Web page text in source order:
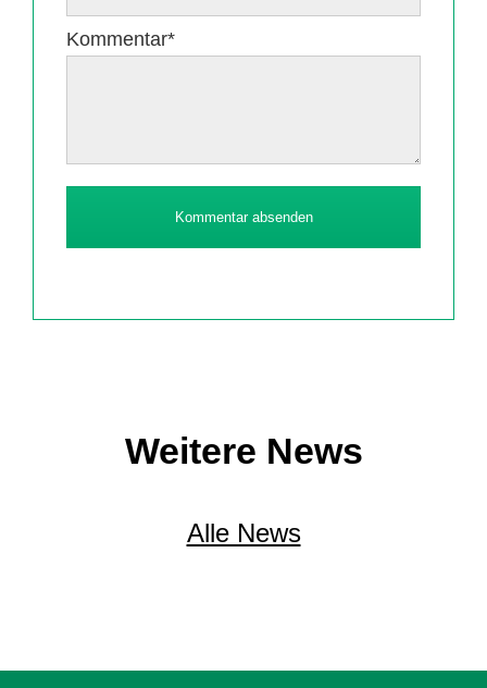
Pflichtfeld
Kommentar*
Kommentar absenden
Weitere News
Alle News